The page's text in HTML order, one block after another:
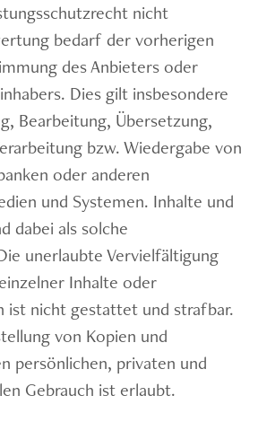
nicht
bedarf der vorherigen
des Anbieters oder
Dies gilt insbesondere
Bearbeitung, Übersetzung,
bzw. Wiedergabe von
oder anderen
und Systemen. Inhalte und
dabei als solche
unerlaubte Vervielfältigung
Inhalte oder
ist nicht gestattet und strafbar.
von Kopien und
persönlichen, privaten und
Gebrauch ist erlaubt.